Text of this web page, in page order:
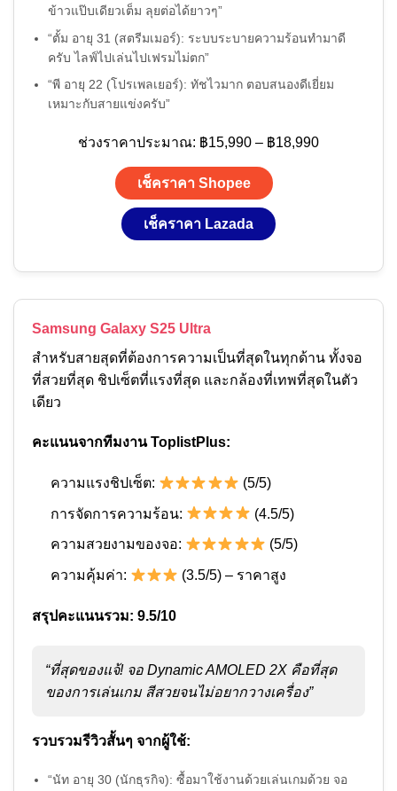
ข้าวแป๊บเดียวเต็ม ลุยต่อได้ยาวๆ”
“ตั้ม อายุ 31 (สตรีมเมอร์): ระบบระบายความร้อนทำมาดี
ครับ ไลฟ์ไปเล่นไปเฟรมไม่ตก”
“พี อายุ 22 (โปรเพลเยอร์): ทัชไวมาก ตอบสนองดีเยี่ยม
เหมาะกับสายแข่งครับ”
ช่วงราคาประมาณ: ฿15,990 – ฿18,990
เช็คราคา Shopee
เช็คราคา Lazada
Samsung Galaxy S25 Ultra
สำหรับสายสุดที่ต้องการความเป็นที่สุดในทุกด้าน ทั้งจอ
ที่สวยที่สุด ชิปเซ็ตที่แรงที่สุด และกล้องที่เทพที่สุดในตัว
เดียว
คะแนนจากทีมงาน ToplistPlus:
ความแรงชิปเซ็ต: (5/5)
การจัดการความร้อน: (4.5/5)
ความสวยงามของจอ: (5/5)
ความคุ้มค่า: (3.5/5) – ราคาสูง
สรุปคะแนนรวม: 9.5/10
“ที่สุดของแจ้! จอ Dynamic AMOLED 2X คือที่สุด
ของการเล่นเกม สีสวยจนไม่อยากวางเครื่อง”
รวบรวมรีวิวสั้นๆ จากผู้ใช้:
“นัท อายุ 30 (นักธุรกิจ): ซื้อมาใช้งานด้วยเล่นเกมด้วย จอ